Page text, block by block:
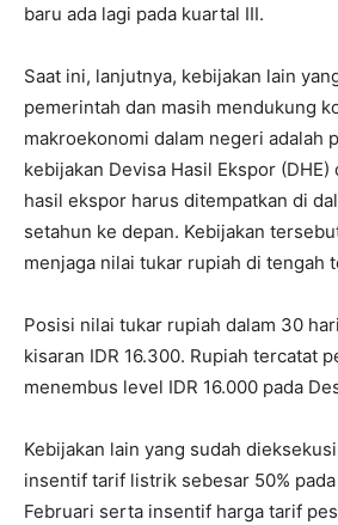
baru ada lagi pada kuartal III.
Saat ini, lanjutnya, kebijakan lain
pemerintah dan masih mendukung
makroekonomi dalam negeri adalah
kebijakan Devisa Hasil Ekspor (DHE)
hasil ekspor harus ditempatkan di
setahun ke depan. Kebijakan
menjaga nilai tukar rupiah di tengah
Posisi nilai tukar rupiah dalam 30
kisaran IDR 16.300. Rupiah tercatat
menembus level IDR 16.000 pada
Kebijakan lain yang sudah
insentif tarif listrik sebesar 50%
Februari serta insentif harga tarif